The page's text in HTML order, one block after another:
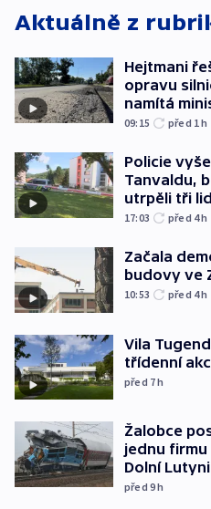
Aktuálně z
Hejtmani
opravu
namítá
09:15 před 1h
Policie
Tanvaldu,
utrpěli tři
17:03 před 4h
Začala
budovy ve
10:53 před 4h
Vila
třídenní
před 7h
Žalobce
jednu
Dolní Lutyni
před 9h